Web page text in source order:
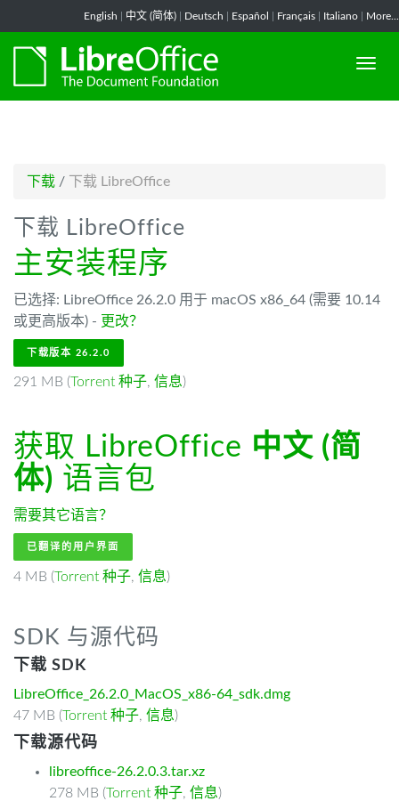
English 中文 (简体) Deutsch Español Français Italiano More...
下载 / 下载 LibreOffice
下载 LibreOffice
主安装程序
已选择: LibreOffice 26.2.0 用于 macOS x86_64 (需要 10.14
或更高版本) - 更改？
下载版本 26.2.0
291 MB (Torrent 种子, 信息)
获取 LibreOffice 中文 (简
体) 语言包
需要其它语言？
已翻译的用户界面
4 MB (Torrent 种子, 信息)
SDK 与源代码
下载 SDK
LibreOffice_26.2.0_MacOS_x86-64_sdk.dmg
47 MB (Torrent 种子, 信息)
下载源代码
libreoffice-26.2.0.3.tar.xz
278 MB (Torrent 种子, 信息)